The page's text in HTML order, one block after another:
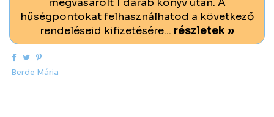
megvásárolt 1 darab könyv után. A
hűségpontokat felhasználhatod a következő
rendeléseid kifizetésére... részletek »
Berde Mária